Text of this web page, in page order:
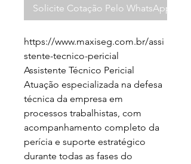
Solicite Cotação Pelo WhatsApp
https://www.maxiseg.com.br/assi
stente-tecnico-pericial
Assistente Técnico Pericial
Atuação especializada na defesa
técnica da empresa em
processos trabalhistas, com
acompanhamento completo da
perícia e suporte estratégico
durante todas as fases do